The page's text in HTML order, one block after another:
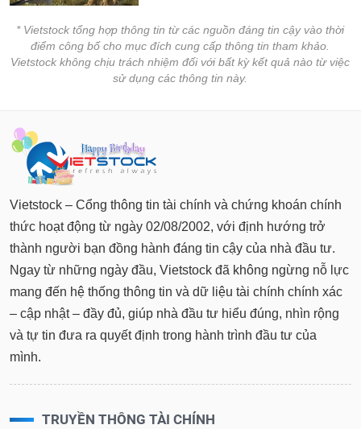
* Vietstock tổng hợp thông tin từ các nguồn đáng tin cậy vào thời
điểm công bố cho mục đích cung cấp thông tin tham khảo.
Vietstock không chịu trách nhiệm đối với bất kỳ kết quả nào từ việc
sử dụng các thông tin này.
Vietstock – Cổng thông tin tài chính và chứng khoán chính
thức hoạt động từ ngày 02/08/2002, với định hướng trở
thành người bạn đồng hành đáng tin cậy của nhà đầu tư.
Ngay từ những ngày đầu, Vietstock đã không ngừng nỗ lực
mang đến hệ thống thông tin và dữ liệu tài chính chính xác
– cập nhật – đầy đủ, giúp nhà đầu tư hiểu đúng, nhìn rộng
và tự tin đưa ra quyết định trong hành trình đầu tư của
mình.
TRUYỀN THÔNG TÀI CHÍNH
chứng
khoán
(-)
Lãnh
đạo
(-)
Tất cả Người nội bộ Người liên quan Cổ đông lớn
Tin
tức
(-)
Bài
viết
của
giả